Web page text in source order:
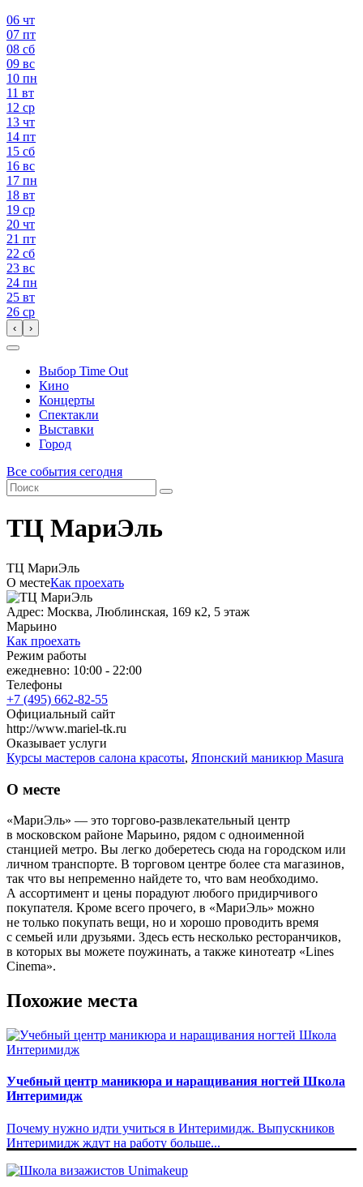
06 чт
07 пт
08 сб
09 вс
10 пн
11 вт
12 ср
13 чт
14 пт
15 сб
16 вс
17 пн
18 вт
19 ср
20 чт
21 пт
22 сб
23 вс
24 пн
25 вт
26 ср
‹ ›
Выбор Time Out
Кино
Концерты
Спектакли
Выставки
Город
Все события сегодня
ТЦ МариЭль
ТЦ МариЭль
О местеКак проехать
Адрес: Москва, Люблинская, 169 к2, 5 этаж
Марьино
Как проехать
Режим работы
ежедневно: 10:00 - 22:00
Телефоны
+7 (495) 662-82-55
Официальный сайт
http://www.mariel-tk.ru
Оказывает услуги
Курсы мастеров салона красоты, Японский маникюр Masura
О месте
«МариЭль» — это торгово-развлекательный центр
в московском районе Марьино, рядом с одноименной
станцией метро. Вы легко доберетесь сюда на городском или
личном транспорте. В торговом центре более ста магазинов,
так что вы непременно найдете то, что вам необходимо.
А ассортимент и цены порадуют любого придирчивого
покупателя. Кроме всего прочего, в «МариЭль» можно
не только покупать вещи, но и хорошо проводить время
с семьей или друзьями. Здесь есть несколько ресторанчиков,
в которых вы можете поужинать, а также кинотеатр «Lines
Cinema».
Похожие места
Учебный центр маникюра и наращивания ногтей Школа
Интеримидж
Почему нужно идти учиться в Интеримидж. Выпускников
Интеримидж ждут на работу больше...